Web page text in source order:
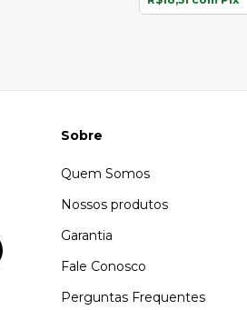
Sobre
Quem Somos
Nossos produtos
Garantia
Fale Conosco
Perguntas Frequentes